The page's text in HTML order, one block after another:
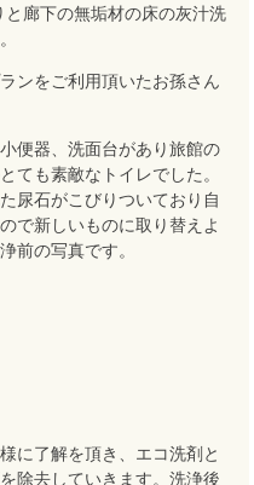
廊下の無垢材の床の灰汁洗
ンをご利用頂いたお孫さん
便器、洗面台があり旅館の
ても素敵なトイレでした。
尿石がこびりついており自
で新しいものに取り替えよ
前の写真です。
に了解を頂き、エコ洗剤と
除去していきます。洗浄後